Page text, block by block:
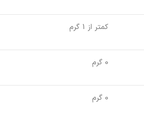
کمتر از 1 گرم
0 گرم
0 گرم